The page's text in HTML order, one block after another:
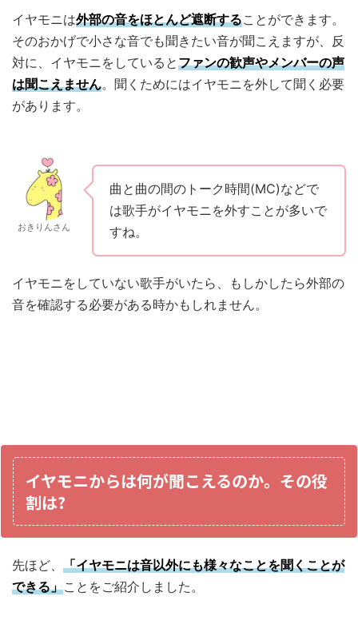
イヤモニは外部の音をほとんど遮断することができます。
そのおかげで小さな音でも聞きたい音が聞こえますが、反
対に、イヤモニをしているとファンの歓声やメンバーの声
は聞こえません。聞くためにはイヤモニを外して聞く必要
があります。
おきりんさん
曲と曲の間のトーク時間(MC)などで
は歌手がイヤモニを外すことが多いで
すね。
イヤモニをしていない歌手がいたら、もしかしたら外部の
音を確認する必要がある時かもしれません。
イヤモニからは何が聞こえるのか。その役
割は?
先ほど、 「イヤモニは音以外にも様々なことを聞くことが
できる」ことをご紹介しました。